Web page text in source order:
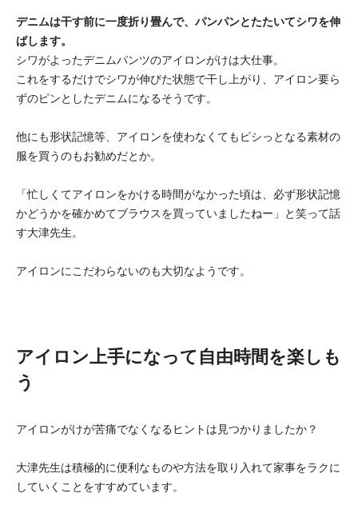
デニムは干す前に一度折り畳んで、パンパンとたたいてシワを伸
ばします。
シワがよったデニムパンツのアイロンがけは大仕事。
これをするだけでシワが伸びた状態で干し上がり、アイロン要ら
ずのピンとしたデニムになるそうです。
他にも形状記憶等、アイロンを使わなくてもピシっとなる素材の
服を買うのもお勧めだとか。
「忙しくてアイロンをかける時間がなかった頃は、必ず形状記憶
かどうかを確かめてブラウスを買っていましたねー」と笑って話
す大津先生。
アイロンにこだわらないのも大切なようです。
アイロン上手になって自由時間を楽しも
う
アイロンがけが苦痛でなくなるヒントは見つかりましたか？
大津先生は積極的に便利なものや方法を取り入れて家事をラクに
していくことをすすめています。